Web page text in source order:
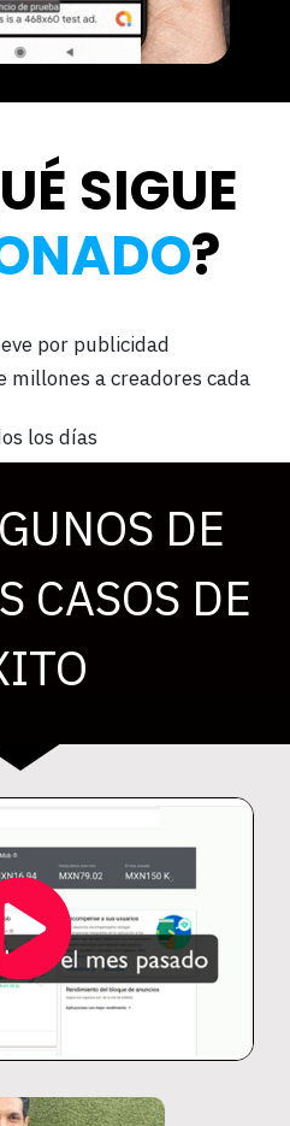
SIGUE
?
por publicidad
millones a creadores cada
los días
DE
CASOS DE